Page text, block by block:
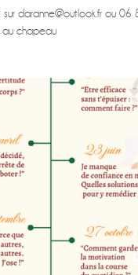
sur daranne@outlook.fr ou
au chapeau